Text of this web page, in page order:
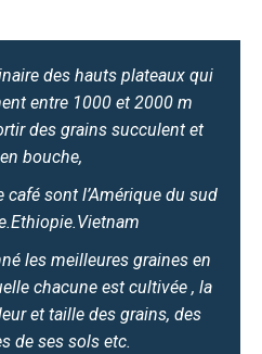
des hauts plateaux qui
entre 1000 et 2000 m
des grains succulent et
bouche,
sont l’Amérique du sud
les meilleures graines en
chacune est cultivée , la
et taille des grains, des
de ses sols etc.